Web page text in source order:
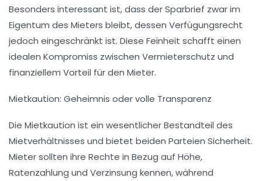
Besonders interessant ist, dass der Sparbrief zwar im
Eigentum des Mieters bleibt, dessen Verfügungsrecht
jedoch eingeschränkt ist. Diese Feinheit schafft einen
idealen Kompromiss zwischen Vermieterschutz und
finanziellem Vorteil für den Mieter.
Mietkaution: Geheimnis oder volle Transparenz
Die Mietkaution ist ein wesentlicher Bestandteil des
Mietverhältnisses und bietet beiden Parteien Sicherheit.
Mieter sollten ihre Rechte in Bezug auf Höhe,
Ratenzahlung und Verzinsung kennen, während